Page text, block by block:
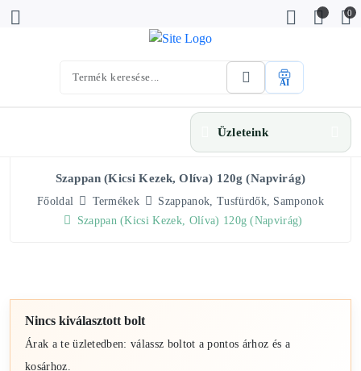
0
AI
Üzleteink
Szappan (kicsi Kezek, Olíva) 120g (Napvirág)
Főoldal Termékek
Szappanok, Tusfürdők, Samponok
Szappan (kicsi Kezek, Olíva) 120g (Napvirág)
Nincs kiválasztott bolt
Árak a te üzletedben: válassz boltot a pontos árhoz és a
kosárhoz.